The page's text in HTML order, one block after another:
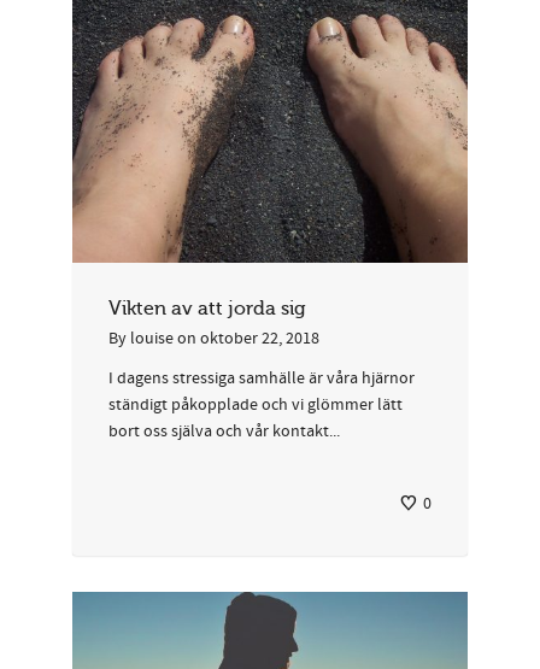
Vikten av att jorda sig
By louiseon oktober 22, 2018
I dagens stressiga samhälle är våra hjärnor
ständigt påkopplade och vi glömmer lätt
bort oss själva och vår kontakt...
0